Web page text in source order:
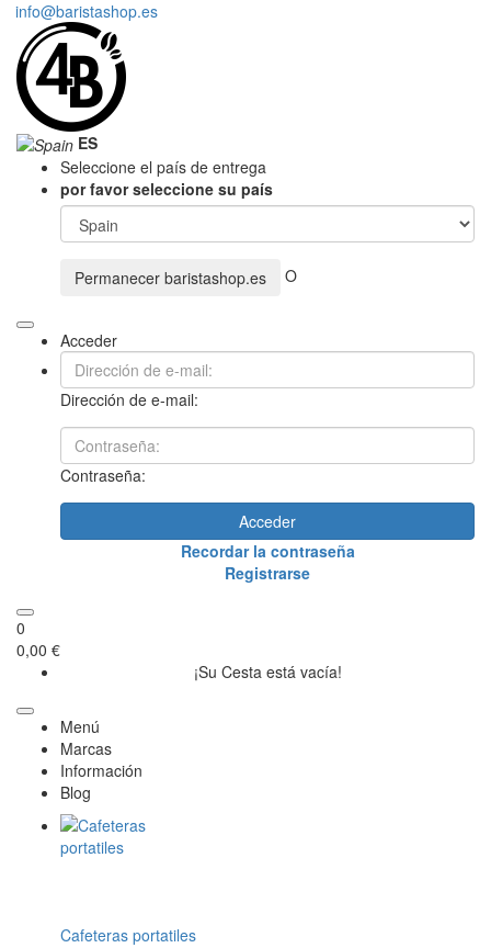
info@baristashop.es
ES
Seleccione el país de entrega
por favor seleccione su país
Permanecer baristashop.es O
Acceder
Dirección de e-mail:
Contraseña:
Acceder
Recordar la contraseña
Registrarse
0
0,00 €
¡Su Cesta está vacía!
Menú
Marcas
Información
Blog
Cafeteras portatiles